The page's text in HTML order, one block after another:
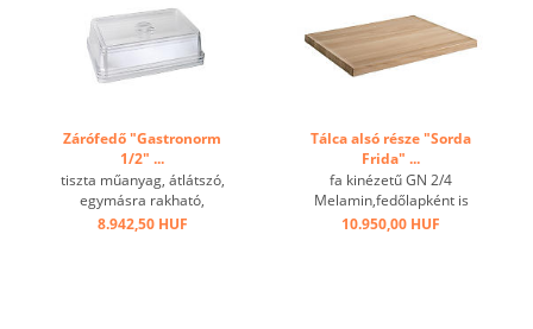
Zárófedő "Gastronorm
1/2" ...
tiszta műanyag, átlátszó,
egymásra rakható,
mosogatógépben nem
8.942,50 HUF
Tálca alsó része "Sorda
Frida" ...
fa kinézetű GN 2/4
Melamin,fedőlapként is
használható ...
10.950,00 HUF